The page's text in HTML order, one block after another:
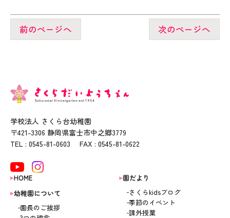
前のページへ 次のページへ
学校法人 さくら台幼稚園
〒421-3306 静岡県富士市中之郷3779
TEL : 0545-81-0603 FAX : 0545-81-0622
HOME
幼稚園について
園長のご挨拶
園だより
さくらkidsブログ
季節のイベント
課外授業